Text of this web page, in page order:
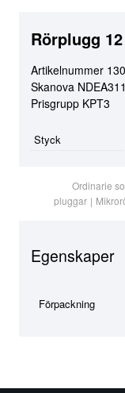
Rörplugg
Artikelnummer
Skanova
Prisgrupp KPT3
Styck
Ordinarie
pluggar |
Egenskaper
Förpackning